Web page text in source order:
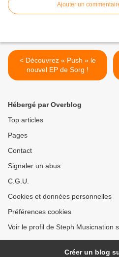
Ajouter un
< Découvrez « Push » le
nouvel EP de Sorg !
Hébergé par Overblog
Top articles
Pages
Contact
Signaler un abus
C.G.U.
Cookies et données personnelles
Préférences cookies
Voir le profil de Steph Musicnation
Créer un blog